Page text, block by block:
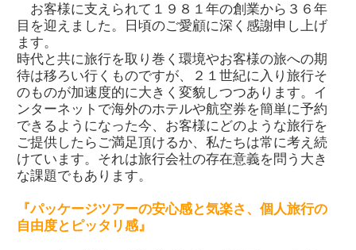
お客様に支えられて１９８１年の創業から３６年
目を迎えました。日頃のご愛顧に深く感謝申し上げ
ます。
時代と共に旅行を取り巻く環境やお客様の旅への期
待は移ろい行くものですが、２１世紀に入り旅行そ
のものが加速度的に大きく変貌しつつあります。イ
ンターネットで海外のホテルや航空券を簡単に予約
できるようになった今、お客様にどのような旅行を
ご提供したらご満足頂けるか、私たちは常に考え続
けています。それは旅行会社の存在意義を問う大き
な課題でもあります。
『パッケージツアーの安心感と気楽さ、個人旅行の
自由度とピッタリ感』